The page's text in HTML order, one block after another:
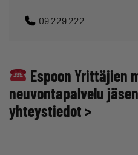
09 229 222
Espoon Yrittäjien
neuvontapalvelu
yhteystiedot >